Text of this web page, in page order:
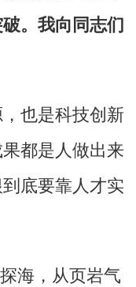
。我向同志们
也是科技创新
都是人做出来
底要靠人才实
海，从页岩气